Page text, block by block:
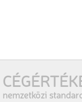
nemzetközi